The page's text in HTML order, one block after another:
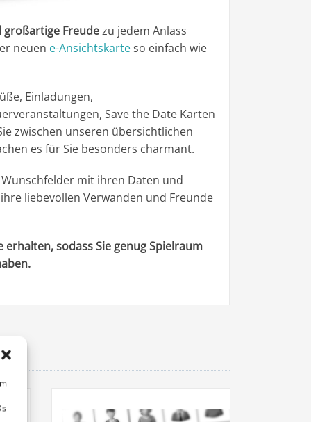
großartige Freudezu jedem Anlass
neuen e-Ansichtskarteso einfach wie
Einladungen,
Save the Date Karten
zwischen unseren übersichtlichen
es für Sie besonders charmant.
mit ihren Daten und
liebevollen Verwanden und Freunde
sodass Sie genug Spielraum